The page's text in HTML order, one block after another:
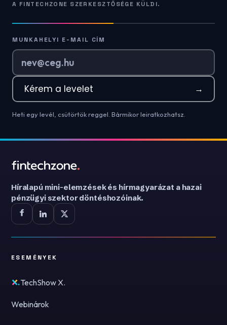
A FINTECHZONE SZERKESZTŐSÉGE KÜLDI.
MUNKAHELYI E-MAIL CÍM
Kérem a levelet →
Heti egy levél, csütörtök reggel. Bármikor leiratkozhatsz.
Híralapú mini-elemzések és hírmagyarázat a hazai
pénzügyi szektor döntéshozóinak.
ESEMÉNYEK
TechShow X.
Webinárok